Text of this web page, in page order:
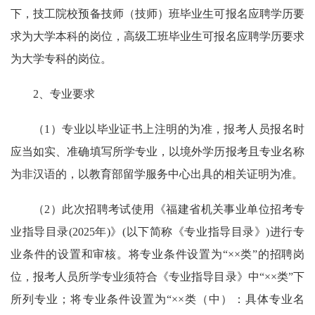
下，技工院校预备技师（技师）班毕业生可报名应聘学历要
求为大学本科的岗位，高级工班毕业生可报名应聘学历要求
为大学专科的岗位。
2、专业要求
（1）专业以毕业证书上注明的为准，报考人员报名时
应当如实、准确填写所学专业，以境外学历报考且专业名称
为非汉语的，以教育部留学服务中心出具的相关证明为准。
（2）此次招聘考试使用《福建省机关事业单位招考专
业指导目录(2025年)》(以下简称《专业指导目录》)进行专
业条件的设置和审核。将专业条件设置为“××类”的招聘岗
位，报考人员所学专业须符合《专业指导目录》中“××类”下
所列专业；将专业条件设置为“××类（中）：具体专业名